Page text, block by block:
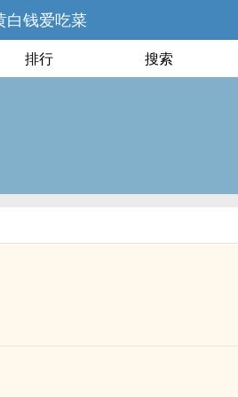
白钱爱吃菜
排行 搜索